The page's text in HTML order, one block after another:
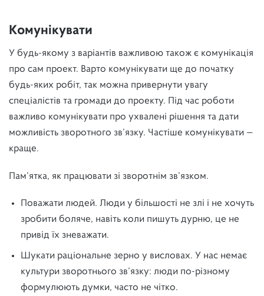
Комунікувати
У будь-якому з варіантів важливою також є комунікація
про сам проект. Варто комунікувати ще до початку
будь-яких робіт, так можна привернути увагу
спеціалістів та громади до проекту. Під час роботи
важливо комунікувати про ухвалені рішення та дати
можливість зворотного зв’язку. Частіше комунікувати —
краще.
Пам’ятка, як працювати зі зворотнім зв’язком.
Поважати людей. Люди у більшості не злі і не хочуть
зробити боляче, навіть коли пишуть дурню, це не
привід їх зневажати.
Шукати раціональне зерно у висловах. У нас немає
культури зворотнього зв’язку: люди по-різному
формулюють думки, часто не чітко.